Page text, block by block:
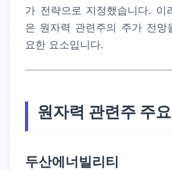
가 전략으로 지정했습니다. 이
은 원자력 관련주의 주가 전망
요한 요소입니다.
원자력 관련주 주
두산에너빌리티